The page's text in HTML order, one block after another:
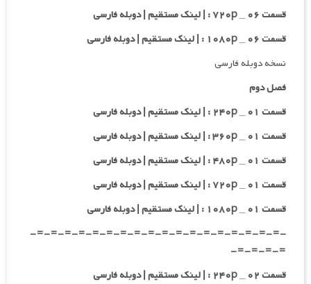
قسمت ۰۶ _ ۷۲۰p : | لینک مستقیم | دوبله فارسی
قسمت ۰۶ _ ۱۰۸۰p : | لینک مستقیم | دوبله فارسی
نسخه دوبله فارسی
فصل دوم
قسمت ۰۱ _ ۲۴۰p : | لینک مستقیم | دوبله فارسی
قسمت ۰۱ _ ۳۶۰p : | لینک مستقیم | دوبله فارسی
قسمت ۰۱ _ ۴۸۰p : | لینک مستقیم | دوبله فارسی
قسمت ۰۱ _ ۷۲۰p : | لینک مستقیم | دوبله فارسی
قسمت ۰۱ _ ۱۰۸۰p : | لینک مستقیم | دوبله فارسی
-=-=-=-=-=-=-=-=-=-=-=-=-=-=-=-=-=-=-
=-=-=-=-
قسمت ۰۲ _ ۲۴۰p : | لینک مستقیم | دوبله فارسی